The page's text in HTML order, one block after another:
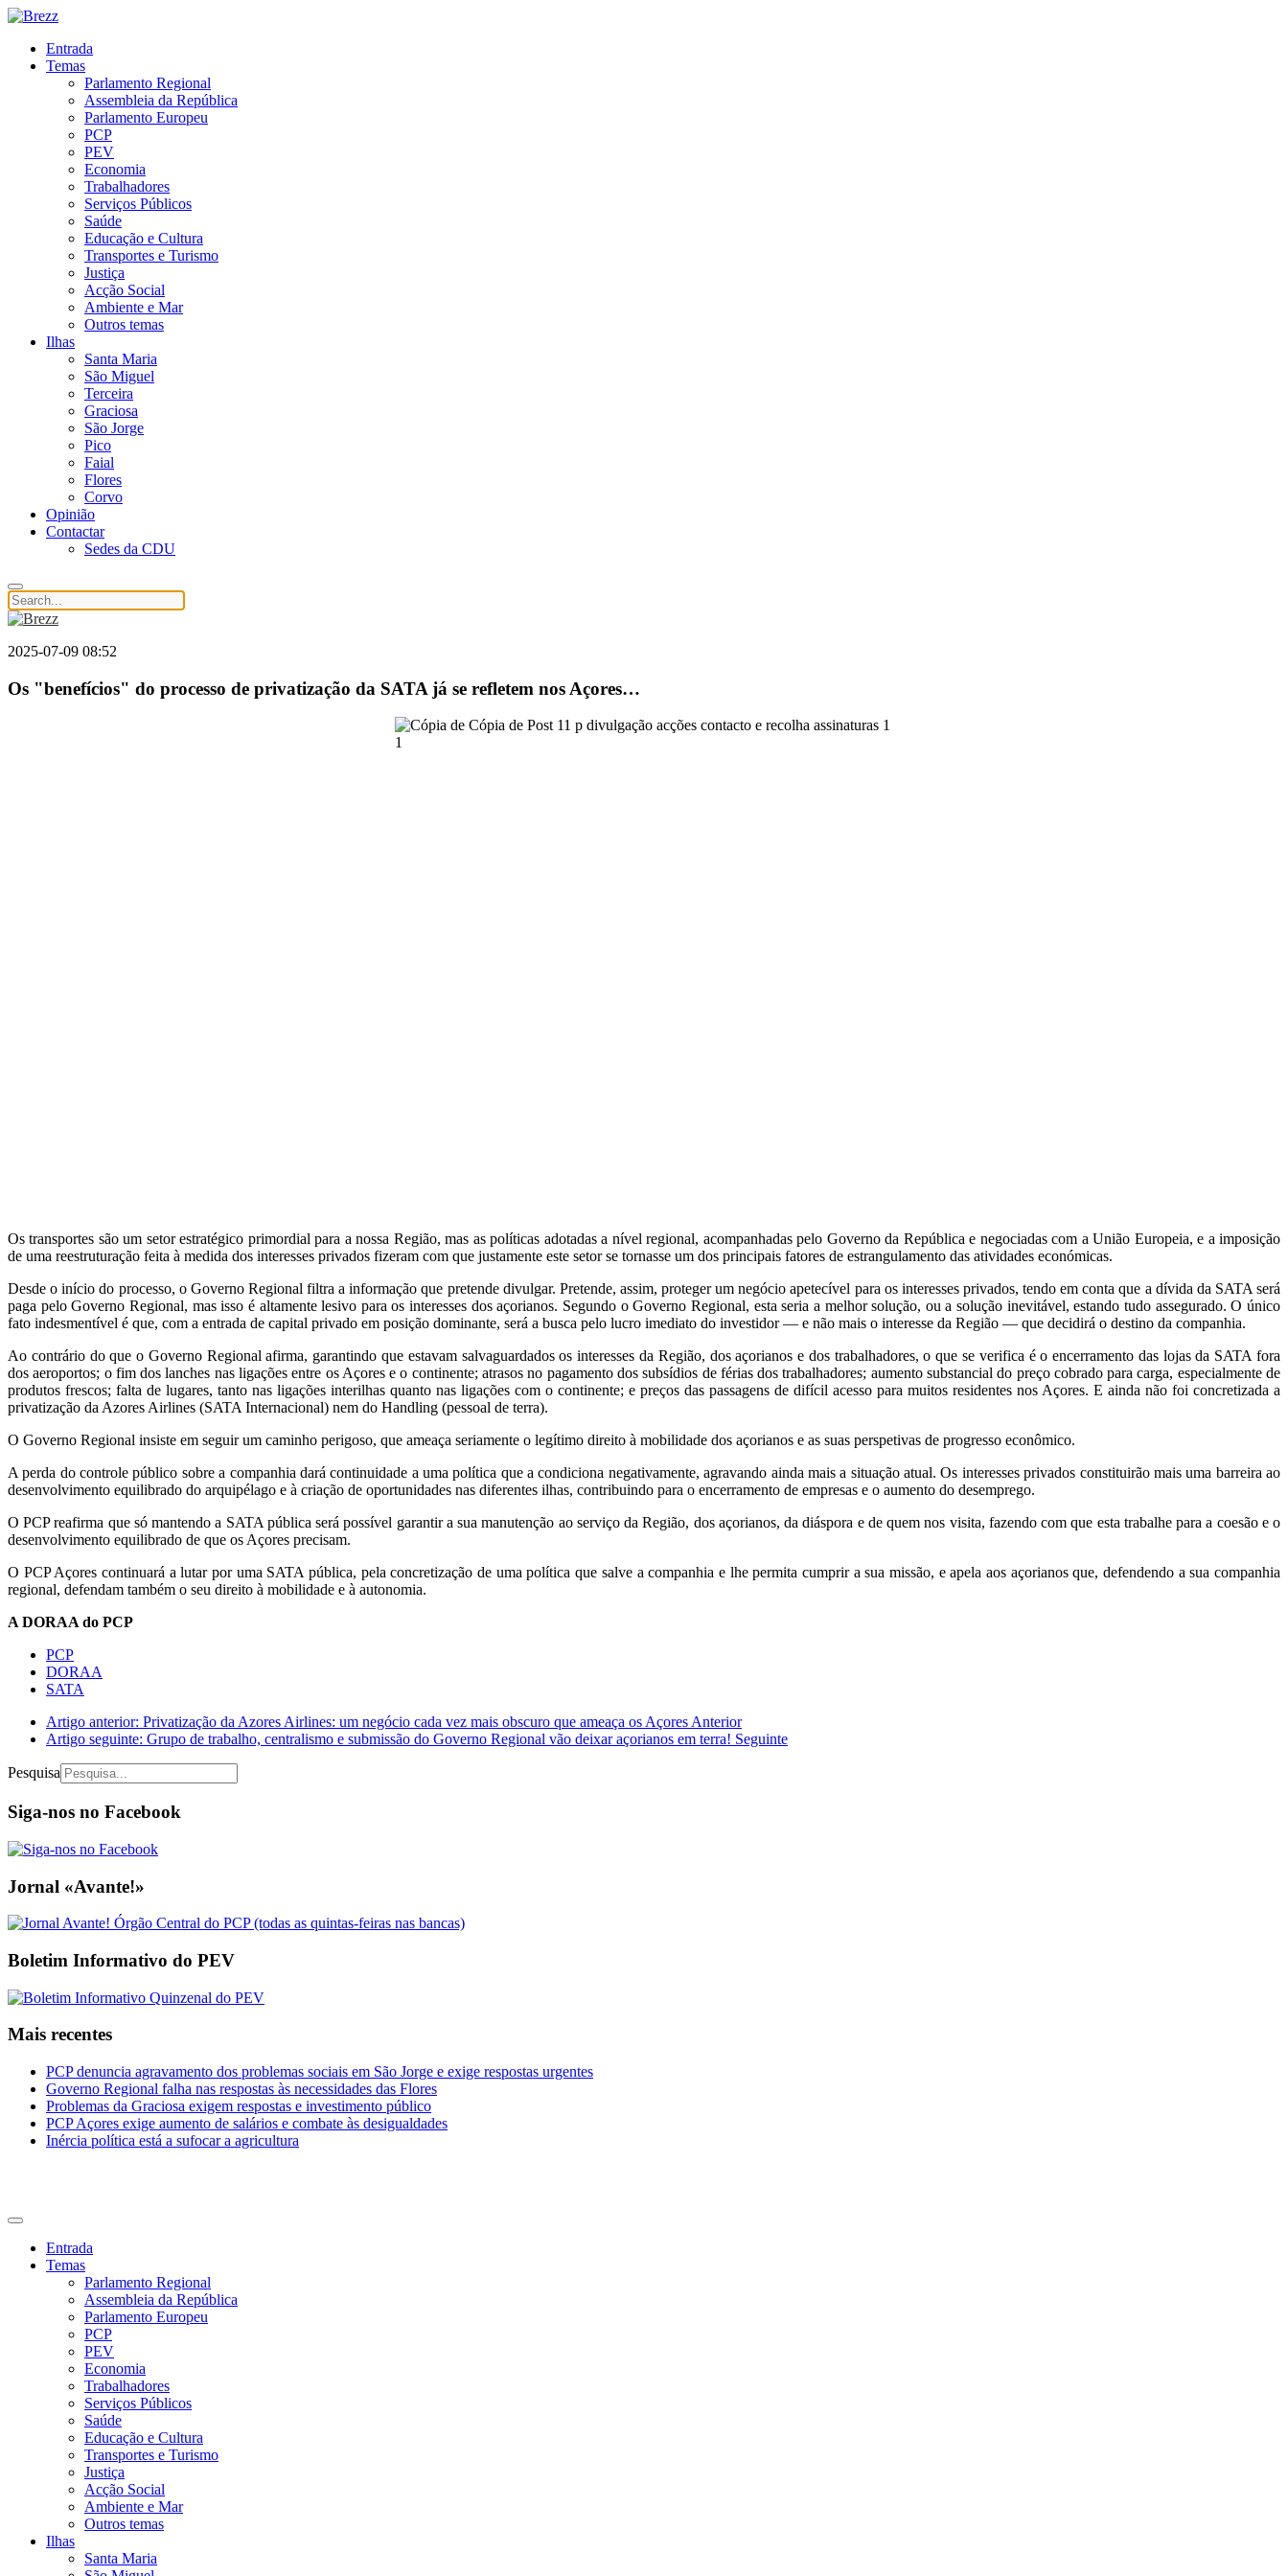
Entrada
Temas
Parlamento Regional
Assembleia da República
Parlamento Europeu
PCP
PEV
Economia
Trabalhadores
Serviços Públicos
Saúde
Educação e Cultura
Transportes e Turismo
Justiça
Acção Social
Ambiente e Mar
Outros temas
Ilhas
Santa Maria
São Miguel
Terceira
Graciosa
São Jorge
Pico
Faial
Flores
Corvo
Opinião
Contactar
Sedes da CDU
2025-07-09 08:52
Os "benefícios" do processo de privatização da SATA já se refletem nos Açores…
Os transportes são um setor estratégico primordial para a nossa Região, mas as políticas adotadas a nível regional, acompanhadas pelo Governo da República e negociadas com a União Europeia, e a imposição
de uma reestruturação feita à medida dos interesses privados fizeram com que justamente este setor se tornasse um dos principais fatores de estrangulamento das atividades económicas.
Desde o início do processo, o Governo Regional filtra a informação que pretende divulgar. Pretende, assim, proteger um negócio apetecível para os interesses privados, tendo em conta que a dívida da SATA será
paga pelo Governo Regional, mas isso é altamente lesivo para os interesses dos açorianos. Segundo o Governo Regional, esta seria a melhor solução, ou a solução inevitável, estando tudo assegurado. O único
fato indesmentível é que, com a entrada de capital privado em posição dominante, será a busca pelo lucro imediato do investidor — e não mais o interesse da Região — que decidirá o destino da companhia.
Ao contrário do que o Governo Regional afirma, garantindo que estavam salvaguardados os interesses da Região, dos açorianos e dos trabalhadores, o que se verifica é o encerramento das lojas da SATA fora
dos aeroportos; o fim dos lanches nas ligações entre os Açores e o continente; atrasos no pagamento dos subsídios de férias dos trabalhadores; aumento substancial do preço cobrado para carga, especialmente de
produtos frescos; falta de lugares, tanto nas ligações interilhas quanto nas ligações com o continente; e preços das passagens de difícil acesso para muitos residentes nos Açores. E ainda não foi concretizada a
privatização da Azores Airlines (SATA Internacional) nem do Handling (pessoal de terra).
O Governo Regional insiste em seguir um caminho perigoso, que ameaça seriamente o legítimo direito à mobilidade dos açorianos e as suas perspetivas de progresso econômico.
A perda do controle público sobre a companhia dará continuidade a uma política que a condiciona negativamente, agravando ainda mais a situação atual. Os interesses privados constituirão mais uma barreira ao
desenvolvimento equilibrado do arquipélago e à criação de oportunidades nas diferentes ilhas, contribuindo para o encerramento de empresas e o aumento do desemprego.
O PCP reafirma que só mantendo a SATA pública será possível garantir a sua manutenção ao serviço da Região, dos açorianos, da diáspora e de quem nos visita, fazendo com que esta trabalhe para a coesão e o
desenvolvimento equilibrado de que os Açores precisam.
O PCP Açores continuará a lutar por uma SATA pública, pela concretização de uma política que salve a companhia e lhe permita cumprir a sua missão, e apela aos açorianos que, defendendo a sua companhia
regional, defendam também o seu direito à mobilidade e à autonomia.
A DORAA do PCP
PCP
DORAA
SATA
Artigo anterior: Privatização da Azores Airlines: um negócio cada vez mais obscuro que ameaça os AçoresAnterior
Artigo seguinte: Grupo de trabalho, centralismo e submissão do Governo Regional vão deixar açorianos em terra! Seguinte
Pesquisa
Siga-nos no Facebook
Jornal «Avante!»
Boletim Informativo do PEV
Mais recentes
PCP denuncia agravamento dos problemas sociais em São Jorge e exige respostas urgentes
Governo Regional falha nas respostas às necessidades das Flores
Problemas da Graciosa exigem respostas e investimento público
PCP Açores exige aumento de salários e combate às desigualdades
Inércia política está a sufocar a agricultura
Entrada
Temas
Parlamento Regional
Assembleia da República
Parlamento Europeu
PCP
PEV
Economia
Trabalhadores
Serviços Públicos
Saúde
Educação e Cultura
Transportes e Turismo
Justiça
Acção Social
Ambiente e Mar
Outros temas
Ilhas
Santa Maria